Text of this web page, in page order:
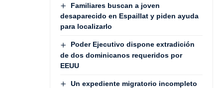
Familiares buscan a joven
desaparecido en Espaillat y piden ayuda
para localizarlo
Poder Ejecutivo dispone extradición
de dos dominicanos requeridos por
EEUU
Un expediente migratorio incompleto